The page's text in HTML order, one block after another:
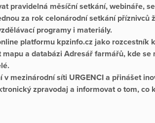
pravidelná měsíční setkání, webináře,
za rok celonárodní setkání příznivců
programy i materiály.
platformu kpzinfo.cz jako rozcestník
mapu a databázi Adresář farmářů, kde se
v mezinárodní síti URGENCI a přinášet
zpravodaj a informovat o tom, co